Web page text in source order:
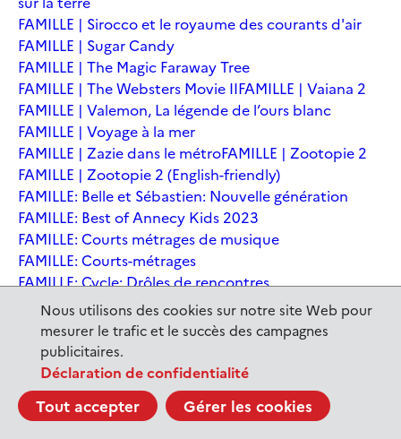
Nous utilisons des cookies sur notre site Web pour
mesurer le trafic et le succès des campagnes
publicitaires.
Déclaration de confidentialité
Tout accepter Gérer les cookies
FAMILLE | Sirocco et le royaume des courants d'air
FAMILLE | Sugar Candy
FAMILLE | The Magic Faraway Tree
FAMILLE | The Websters Movie IIFAMILLE | Vaiana 2
FAMILLE | Valemon, La légende de l’ours blanc
FAMILLE | Voyage à la mer
FAMILLE | Zazie dans le métroFAMILLE | Zootopie 2
FAMILLE | Zootopie 2 (English-friendly)
FAMILLE: Belle et Sébastien: Nouvelle génération
FAMILLE: Best of Annecy Kids 2023
FAMILLE: Courts métrages de musique
FAMILLE: Courts-métrages
FAMILLE: Cycle: Drôles de rencontres
FAMILLE: En sortant de l'école - Andrée Chedid
FAMILLE: Ernest et Célestine: Le voyage en Charabie
FAMILLE: Festival International du court métrage
Clermont-Ferrand
FAMILLE: Kina et Yuk, renards de la banquise
FAMILLE: La Pat' Patrouille : La Super Patrouille, le film